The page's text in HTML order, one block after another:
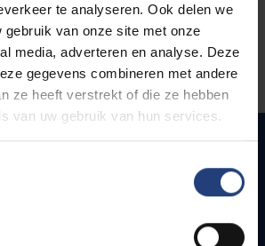
te analyseren. Ook delen we
gebruik van onze site met onze
media, adverteren en analyse. Deze
gegevens combineren met andere
ze heeft verstrekt of die ze hebben
van uw gebruik van hun services.